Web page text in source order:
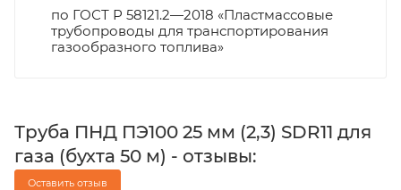
по ГОСТ Р 58121.2—2018 «Пластмассовые
трубопроводы для транспортирования
газообразного топлива»
Труба ПНД ПЭ100 25 мм (2,3) SDR11 для
газа (бухта 50 м) - отзывы:
Оставить отзыв